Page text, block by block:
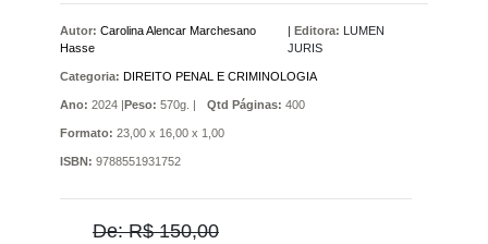
Autor: Carolina Alencar Marchesano
Hasse
Editora: LUMEN
JURIS
Categoria: DIREITO PENAL E CRIMINOLOGIA
Ano: 2024 | Peso: 570g. | Qtd Páginas: 400
Formato: 23,00 x 16,00 x 1,00
ISBN: 9788551931752
De: R$ 150,00